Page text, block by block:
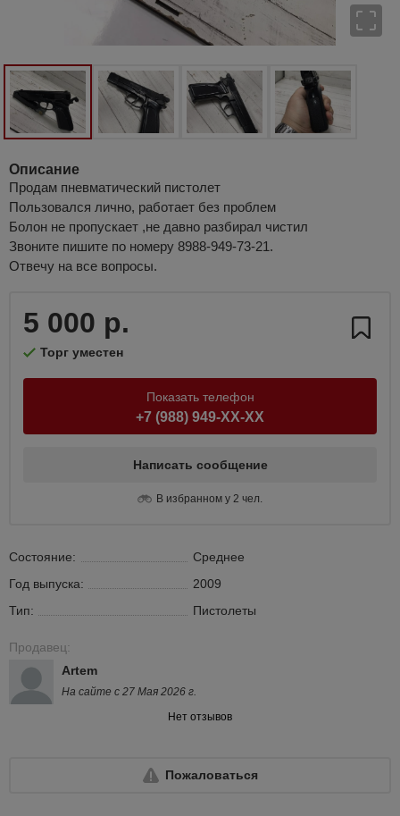
Описание
Продам пневматический пистолет
Пользовался лично, работает без проблем
Болон не пропускает ,не давно разбирал чистил
Звоните пишите по номеру 8988-949-73-21.
Отвечу на все вопросы.
5 000 р.
Торг уместен
Показать телефон
+7 (988) 949-XX-XX
Написать сообщение
В избранном у 2 чел.
Состояние:
Среднее
Год выпуска:
2009
Тип:
Пистолеты
Продавец:
Artem
На сайте с 27 Мая 2026 г.
Нет отзывов
Пожаловаться